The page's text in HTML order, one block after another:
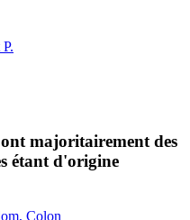
majoritairement des
étant d'origine
Colon